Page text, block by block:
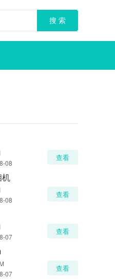
08
查看
机
08
查看
07
查看
07
查看